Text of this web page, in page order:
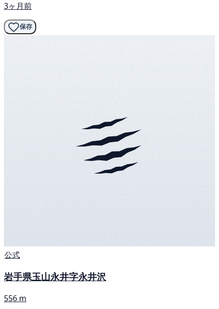
3ヶ月前
保存
公式
岩手県玉山永井字永井沢
556 m